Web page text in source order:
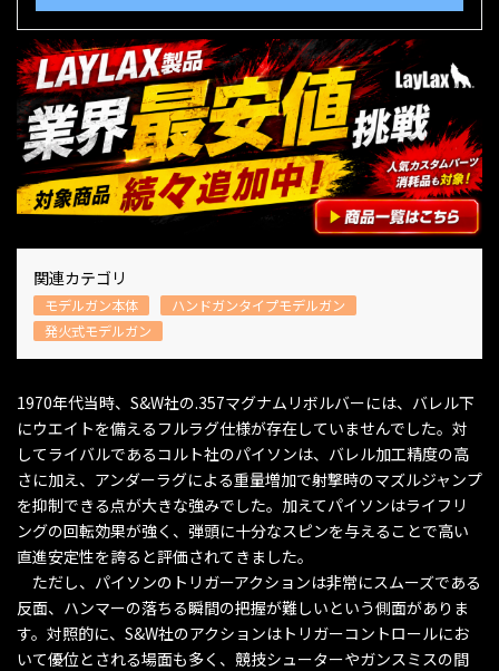
関連カテゴリ
モデルガン本体
ハンドガンタイプモデルガン
発火式モデルガン
1970年代当時、S&W社の.357マグナムリボルバーには、バレル下
にウエイトを備えるフルラグ仕様が存在していませんでした。対
してライバルであるコルト社のパイソンは、バレル加工精度の高
さに加え、アンダーラグによる重量増加で射撃時のマズルジャンプ
を抑制できる点が大きな強みでした。加えてパイソンはライフリ
ングの回転効果が強く、弾頭に十分なスピンを与えることで高い
直進安定性を誇ると評価されてきました。
ただし、パイソンのトリガーアクションは非常にスムーズである
反面、ハンマーの落ちる瞬間の把握が難しいという側面がありま
す。対照的に、S&W社のアクションはトリガーコントロールにお
いて優位とされる場面も多く、競技シューターやガンスミスの間